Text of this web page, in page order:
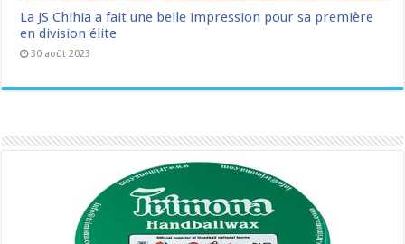
La JS Chihia a fait une belle impression pour sa première
en division élite
30 août 2023